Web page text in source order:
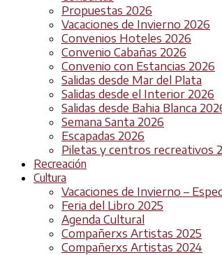
Propuestas 2026
Vacaciones de Invierno 2026
Convenios Hoteles 2026
Convenio Cabañas 2026
Convenio con Estancias 2026
Salidas desde Mar del Plata
Salidas desde el Interior 2026
Salidas desde Bahia Blanca
Semana Santa 2026
Escapadas 2026
Piletas y centros recreativos
Recreación
Cultura
Vacaciones de Invierno –
Feria del Libro 2025
Agenda Cultural
Compañerxs Artistas 2025
Compañerxs Artistas 2024